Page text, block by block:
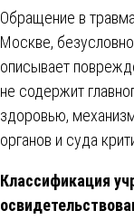
Обращение в
Москве,
описывает
не содержит
здоровью,
органов и суда
Классификация